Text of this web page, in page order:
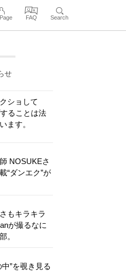
FAQ Search
せ
ショして
ることは法
ます。
NOSUKEさ
“ダンエク”が
もキラキラ
が撮るなに
。
”を覗き見る